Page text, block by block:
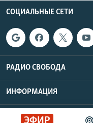
ЭФИР
СОЦИАЛЬНЫЕ СЕТИ
РАДИО СВОБОДА
ИНФОРМАЦИЯ
Радио Свобода ©